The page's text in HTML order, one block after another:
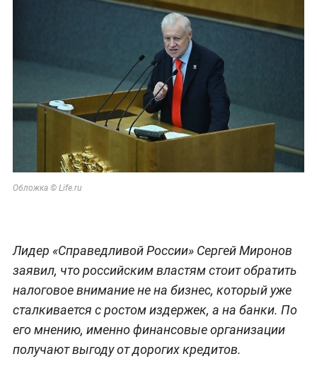
Обложка © Life.ru
Лидер «Справедливой России» Сергей Миронов
заявил, что российским властям стоит обратить
налоговое внимание не на бизнес, который уже
сталкивается с ростом издержек, а на банки. По
его мнению, именно финансовые организации
получают выгоду от дорогих кредитов.